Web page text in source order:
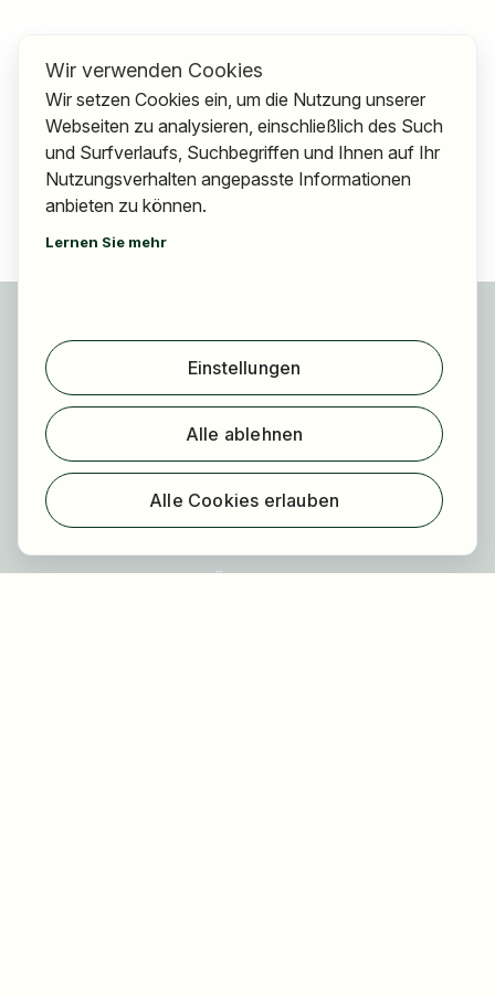
Jobs finden
Arbeitgeber finden
Registrierung
Für Arbeitgeber
Über uns
Wir verwenden Cookies
Wir setzen Cookies ein, um die Nutzung unserer
Webseiten zu analysieren, einschließlich des Such
und Surfverlaufs, Suchbegriffen und Ihnen auf Ihr
Nutzungsverhalten angepasste Informationen
anbieten zu können.
Lernen Sie mehr
Einstellungen
Alle ablehnen
Alle Cookies erlauben